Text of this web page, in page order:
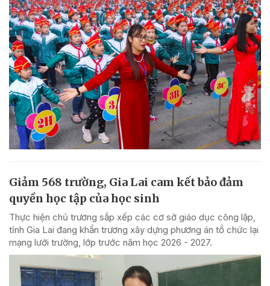
Giảm 568 trường, Gia Lai cam kết bảo đảm
quyền học tập của học sinh
Thực hiện chủ trương sắp xếp các cơ sở giáo dục công lập,
tỉnh Gia Lai đang khẩn trương xây dựng phương án tổ chức lại
mạng lưới trường, lớp trước năm học 2026 - 2027.